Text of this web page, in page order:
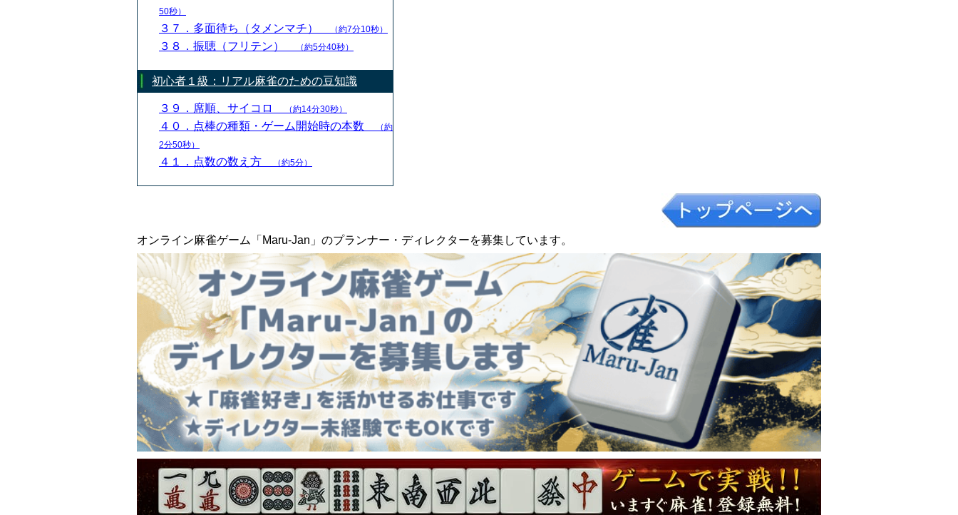
50秒）
３７．多面待ち（タメンマチ） （約7分10秒）
３８．振聴（フリテン） （約5分40秒）
初心者１級：リアル麻雀のための豆知識
３９．席順、サイコロ （約14分30秒）
４０．点棒の種類・ゲーム開始時の本数
（約
2分50秒）
４１．点数の数え方 （約5分）
オンライン麻雀ゲーム「Maru-Jan」のプランナー・ディレクターを募集しています。